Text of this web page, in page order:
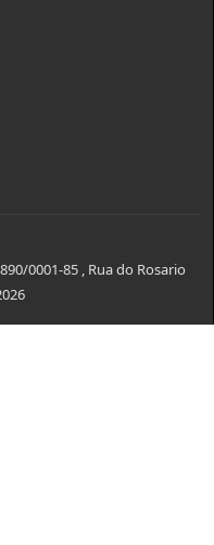
0001-85 , Rua do Rosario